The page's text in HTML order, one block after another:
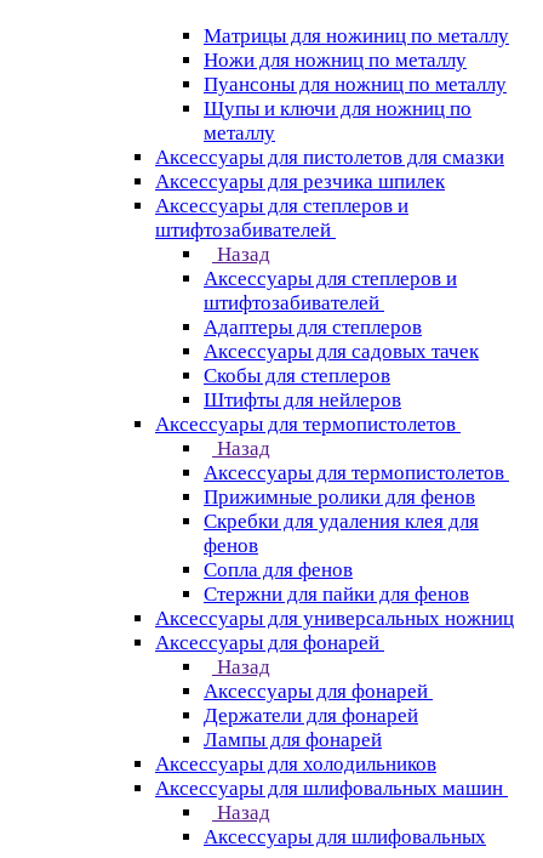
Матрицы для ножиниц по металлу
Ножи для ножниц по металлу
Пуансоны для ножниц по металлу
Щупы и ключи для ножниц по
металлу
Аксессуары для пистолетов для смазки
Аксессуары для резчика шпилек
Аксессуары для степлеров и
штифтозабивателей
Назад
Аксессуары для степлеров и
штифтозабивателей
Адаптеры для степлеров
Аксессуары для садовых тачек
Скобы для степлеров
Штифты для нейлеров
Аксессуары для термопистолетов
Назад
Аксессуары для термопистолетов
Прижимные ролики для фенов
Скребки для удаления клея для
фенов
Сопла для фенов
Стержни для пайки для фенов
Аксессуары для универсальных ножниц
Аксессуары для фонарей
Назад
Аксессуары для фонарей
Держатели для фонарей
Лампы для фонарей
Аксессуары для холодильников
Аксессуары для шлифовальных машин
Назад
Аксессуары для шлифовальных